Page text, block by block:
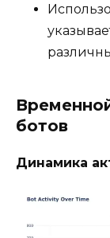
ботов
Динамика